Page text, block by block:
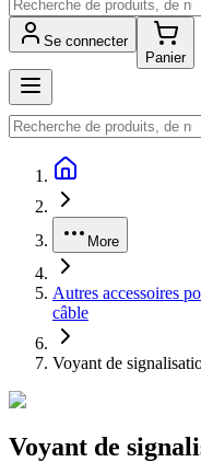
Se connecter
Panier
More
Autres accessoires
câble
Voyant de
Voyant de